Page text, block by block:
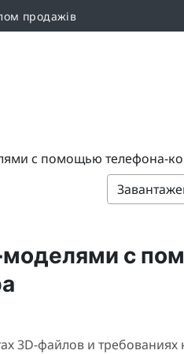
продажів
с помощью телефона-
моделями с
файлов и требованиях